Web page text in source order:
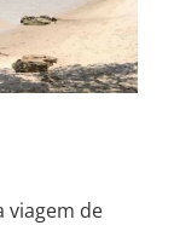
viagem de